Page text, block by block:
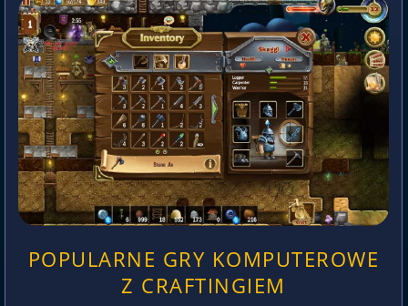
POPULARNE GRY KOMPUTEROWE
Z CRAFTINGIEM